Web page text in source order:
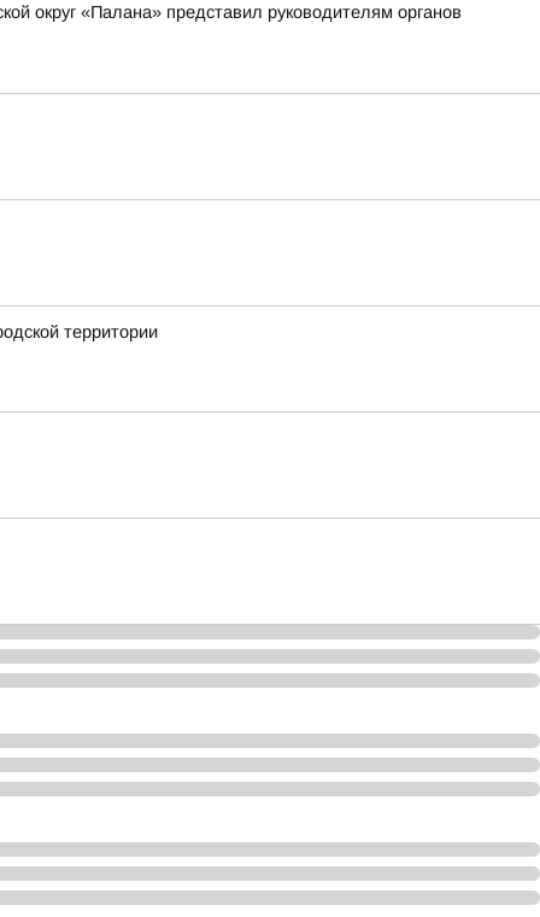
округ «Палана» представил руководителям органов
территории